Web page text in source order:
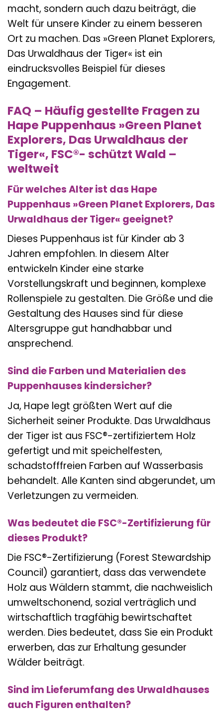
macht, sondern auch dazu beiträgt, die
Welt für unsere Kinder zu einem besseren
Ort zu machen. Das »Green Planet Explorers,
Das Urwaldhaus der Tiger« ist ein
eindrucksvolles Beispiel für dieses
Engagement.
FAQ – Häufig gestellte Fragen zu
Hape Puppenhaus »Green Planet
Explorers, Das Urwaldhaus der
Tiger«, FSC®- schützt Wald –
weltweit
Für welches Alter ist das Hape
Puppenhaus »Green Planet Explorers, Das
Urwaldhaus der Tiger« geeignet?
Dieses Puppenhaus ist für Kinder ab 3
Jahren empfohlen. In diesem Alter
entwickeln Kinder eine starke
Vorstellungskraft und beginnen, komplexe
Rollenspiele zu gestalten. Die Größe und die
Gestaltung des Hauses sind für diese
Altersgruppe gut handhabbar und
ansprechend.
Sind die Farben und Materialien des
Puppenhauses kindersicher?
Ja, Hape legt größten Wert auf die
Sicherheit seiner Produkte. Das Urwaldhaus
der Tiger ist aus FSC®-zertifiziertem Holz
gefertigt und mit speichelfesten,
schadstofffreien Farben auf Wasserbasis
behandelt. Alle Kanten sind abgerundet, um
Verletzungen zu vermeiden.
Was bedeutet die FSC®-Zertifizierung für
dieses Produkt?
Die FSC®-Zertifizierung (Forest Stewardship
Council) garantiert, dass das verwendete
Holz aus Wäldern stammt, die nachweislich
umweltschonend, sozial verträglich und
wirtschaftlich tragfähig bewirtschaftet
werden. Dies bedeutet, dass Sie ein Produkt
erwerben, das zur Erhaltung gesunder
Wälder beiträgt.
Sind im Lieferumfang des Urwaldhauses
auch Figuren enthalten?